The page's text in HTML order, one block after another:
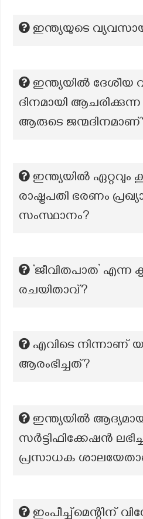
ഇന്ത്യയുടെ
ഇന്ത്യയിൽ ദേശീയ
ദിനമായി
ആരുടെ
ഇന്ത്യയിൽ
രാഷ്ട്രപതി ഭരണം
സംസ്ഥാനം?
‘ജീവിതപാത’ എന്ന
രചയിതാവ്?
എവിടെ നിന്നാണ്
ആരംഭിച്ചത്?
ഇന്ത്യയിൽ
സർട്ടിഫിക്കേഷൻ
പ്രസാധക
ഇംപീച്ച്മെന്റിന്